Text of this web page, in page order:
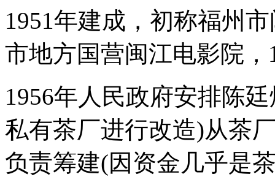
1951年建成，初称福州
市地方国营闽江电影院
1956年人民政府安排陈
私有茶厂进行改造)从茶
负责筹建(因资金几乎是